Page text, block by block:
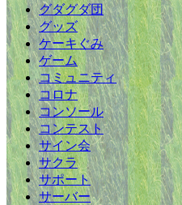
グダグダ団
グッズ
ケーキぐみ
ゲーム
コミュニティ
コロナ
コンソール
コンテスト
サイン会
サクラ
サポート
サーバー